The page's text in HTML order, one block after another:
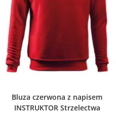
Bluza czerwona z napisem
INSTRUKTOR Strzelectwa